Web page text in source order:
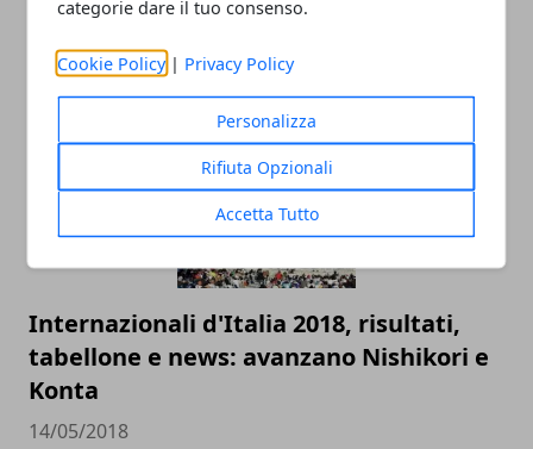
categorie dare il tuo consenso.
Cookie Policy | Privacy Policy
Personalizza
Rifiuta Opzionali
Accetta Tutto
sul gioco del principiante
10/12/2018
Internazionali d'Italia 2018, risultati,
tabellone e news: avanzano Nishikori e
Konta
14/05/2018